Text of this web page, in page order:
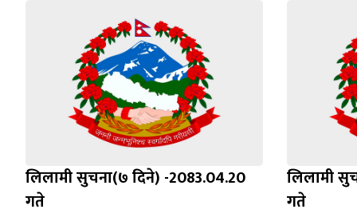
लिलामी सुचना(७ दिने) -2083.04.20
गते
लिलामी
गते